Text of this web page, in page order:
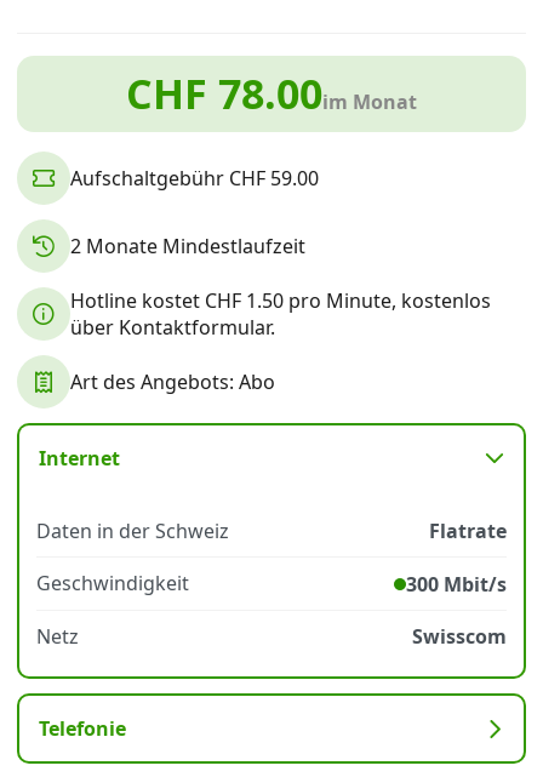
Kombi-Angebote
Aktionen
News
Forum
Über uns
CHF 78.00im Monat
Aufschaltgebühr CHF 59.00
2 Monate Mindestlaufzeit
Hotline kostet CHF 1.50 pro Minute, kostenlos
über Kontaktformular.
Art des Angebots: Abo
Internet
Daten in der Schweiz
Flatrate
Geschwindigkeit
300 Mbit/s
Netz
Swisscom
Telefonie